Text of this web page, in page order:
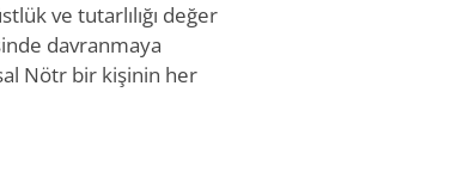
ve tutarlılığı değer
davranmaya
Nötr bir kişinin her